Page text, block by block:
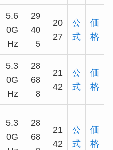
5.6
0G
Hz
29
40
5
20
27
公
式
価
格
5.3
0G
Hz
28
68
8
21
42
公
式
価
格
5.3
0G
28
68
21
42
公
式
価
格